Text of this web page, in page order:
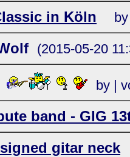
in Köln
(2015-05-20
by |
band - GIG
gitar neck